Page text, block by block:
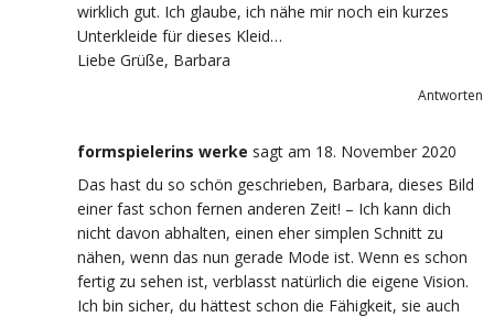
wirklich gut. Ich glaube, ich nähe mir noch ein kurzes
Unterkleide für dieses Kleid…
Liebe Grüße, Barbara
Antworten
formspielerins werke sagt am 18. November 2020
Das hast du so schön geschrieben, Barbara, dieses Bild
einer fast schon fernen anderen Zeit! – Ich kann dich
nicht davon abhalten, einen eher simplen Schnitt zu
nähen, wenn das nun gerade Mode ist. Wenn es schon
fertig zu sehen ist, verblasst natürlich die eigene Vision.
Ich bin sicher, du hättest schon die Fähigkeit, sie auch